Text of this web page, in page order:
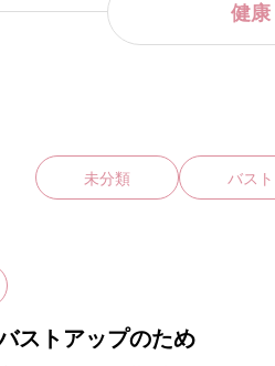
健康
未分類 バスト
ストアップのため